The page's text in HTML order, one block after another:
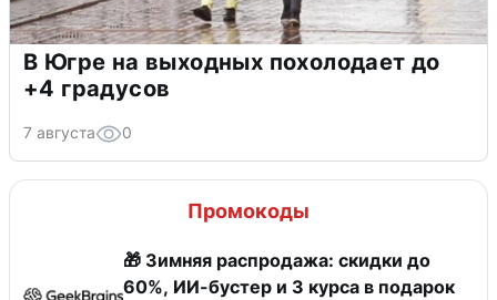
В Югре на выходных похолодает до
+4 градусов
7 августа 0
Промокоды
🎁 Зимняя распродажа: скидки до
60%, ИИ-бустер и 3 курса в подарок